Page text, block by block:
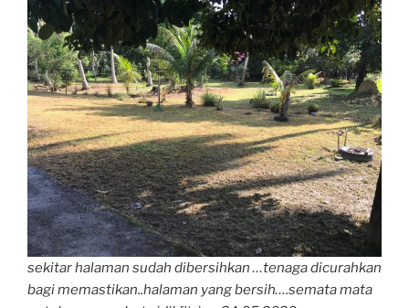
sekitar halaman sudah dibersihkan …tenaga dicurahkan
bagi memastikan..halaman yang bersih….semata mata